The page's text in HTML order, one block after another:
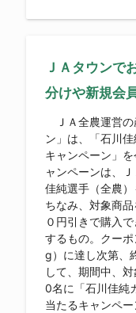
ＪＡタウンで
分けや新規会
ＪＡ全農運営の
ン」は、「石川
キャンペーン」
ャンペーンは、
佳純選手（全農
ちなみ、対象商
０円引きで購入
するもの。クー
g）に達し次第、
して、期間中、
0名に「石川佳純
当たるキャンペ